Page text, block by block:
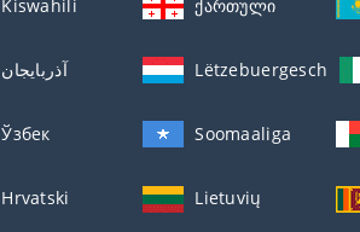
Kiswahili ქართული
آذربايجان Lëtzebuergesch
Ўзбек Soomaaliga
Hrvatski Lietuvių